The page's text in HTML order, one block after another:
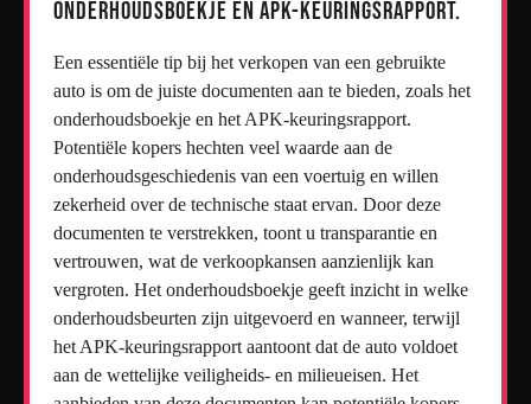
onderhoudsboekje en APK-keuringsrapport.
Een essentiële tip bij het verkopen van een gebruikte
auto is om de juiste documenten aan te bieden, zoals het
onderhoudsboekje en het APK-keuringsrapport.
Potentiële kopers hechten veel waarde aan de
onderhoudsgeschiedenis van een voertuig en willen
zekerheid over de technische staat ervan. Door deze
documenten te verstrekken, toont u transparantie en
vertrouwen, wat de verkoopkansen aanzienlijk kan
vergroten. Het onderhoudsboekje geeft inzicht in welke
onderhoudsbeurten zijn uitgevoerd en wanneer, terwijl
het APK-keuringsrapport aantoont dat de auto voldoet
aan de wettelijke veiligheids- en milieueisen. Het